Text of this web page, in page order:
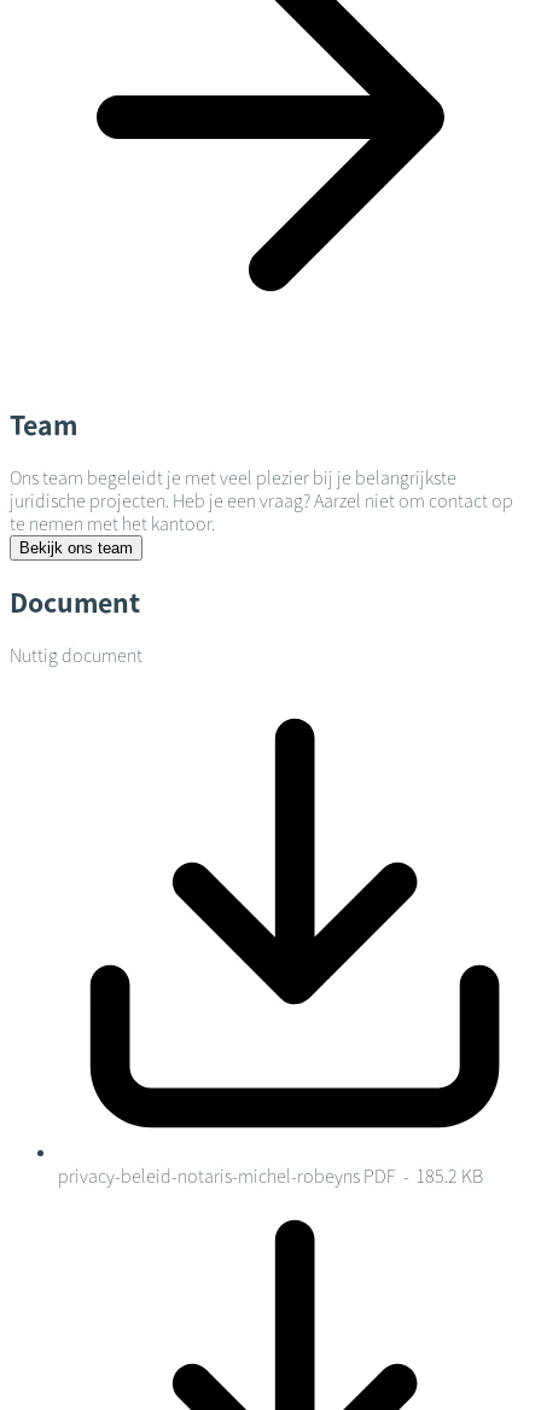
Team
Ons team begeleidt je met veel plezier bij je belangrijkste
juridische projecten. Heb je een vraag? Aarzel niet om contact op
te nemen met het kantoor.
Bekijk ons team
Document
Nuttig document
privacy-beleid-notaris-michel-robeyns PDF - 185.2 KB